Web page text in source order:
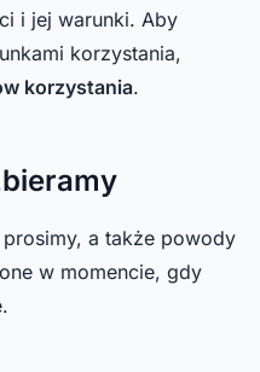
i jej warunki. Aby
korzystania,
korzystania.
a także powody
w momencie, gdy